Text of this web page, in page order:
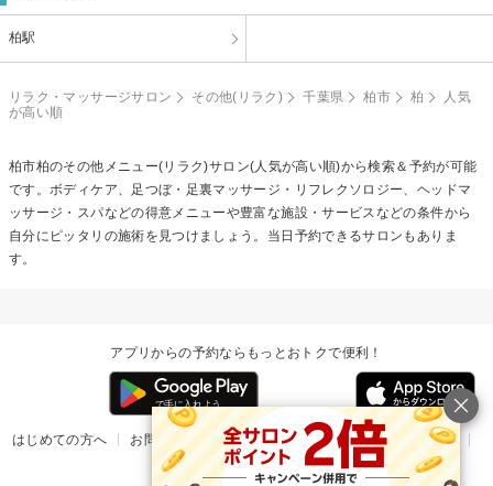
柏駅
リラク・マッサージサロン その他(リラク) 千葉県 柏市 柏
人気
が高い順
柏市柏のその他メニュー(リラク)サロン(人気が高い順)から検索＆予約が可能
です。ボディケア、足つぼ・足裏マッサージ・リフレクソロジー、ヘッドマ
ッサージ・スパなどの得意メニューや豊富な施設・サービスなどの条件から
自分にピッタリの施術を見つけましょう。当日予約できるサロンもありま
す。
アプリからの予約ならもっとおトクで便利！
はじめての方へ お問い合わせ ヘルプ リリース情報
利用規約
掲載ご希望のサロン様